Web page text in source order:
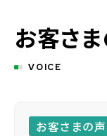
お客さ
VOICE
お客さまの声